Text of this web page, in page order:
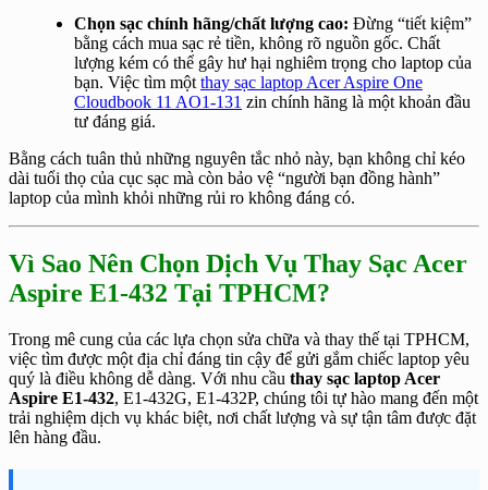
Chọn sạc chính hãng/chất lượng cao: Đừng “tiết kiệm”
bằng cách mua sạc rẻ tiền, không rõ nguồn gốc. Chất
lượng kém có thể gây hư hại nghiêm trọng cho laptop của
bạn. Việc tìm mộtthay sạc laptop Acer Aspire One
Cloudbook 11 AO1-131 zin chính hãng là một khoản đầu
tư đáng giá.
Bằng cách tuân thủ những nguyên tắc nhỏ này, bạn không chỉ kéo
dài tuổi thọ của cục sạc mà còn bảo vệ “người bạn đồng hành”
laptop của mình khỏi những rủi ro không đáng có.
Vì Sao Nên Chọn Dịch Vụ Thay Sạc Acer
Aspire E1-432 Tại TPHCM?
Trong mê cung của các lựa chọn sửa chữa và thay thế tại TPHCM,
việc tìm được một địa chỉ đáng tin cậy để gửi gắm chiếc laptop yêu
quý là điều không dễ dàng. Với nhu cầu thay sạc laptop Acer
Aspire E1-432, E1-432G, E1-432P, chúng tôi tự hào mang đến một
trải nghiệm dịch vụ khác biệt, nơi chất lượng và sự tận tâm được đặt
lên hàng đầu.